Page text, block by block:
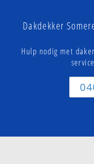
Dakdekker
Hulp nodig met